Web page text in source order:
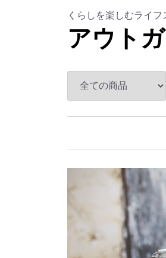
くらしを楽しむライ
アウト